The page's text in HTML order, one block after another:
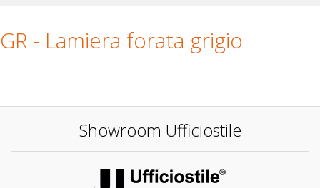
GR - Lamiera forata grigio
Showroom Ufficiostile